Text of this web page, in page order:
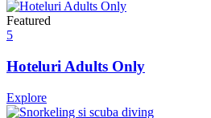
Featured
5
Hoteluri Adults Only
Explore